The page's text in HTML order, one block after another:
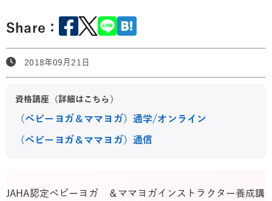
Share：
2018年09月21日
資格講座（詳細はこちら）
（ベビーヨガ＆ママヨガ）通学/オンライン
（ベビーヨガ＆ママヨガ）通信
JAHA認定ベビーヨガ ＆ママヨガインストラクター養成講